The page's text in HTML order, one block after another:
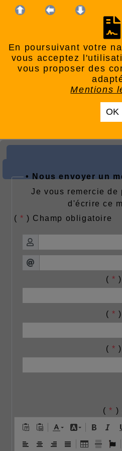
En poursuivant votre
vous acceptez
vous proposer des
Mentions
OK
• Nous envoyer un
Je vous remercie de
d'écrire ce
( * ) Champ obligatoire
( *)
( *)
( *)
( * )